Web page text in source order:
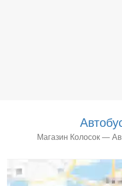
Магазин Колосок —